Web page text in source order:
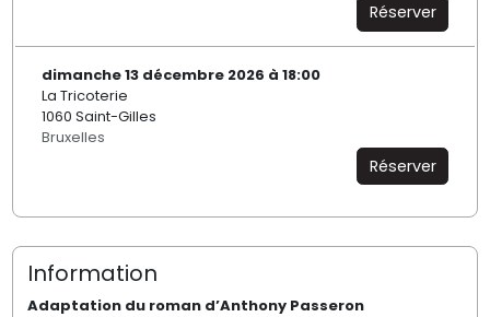
Réserver
dimanche 13 décembre 2026 à 18:00
La Tricoterie
1060 Saint-Gilles
Bruxelles
Réserver
Information
Adaptation du roman d’Anthony Passeron